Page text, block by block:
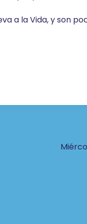
a la Vida, y son